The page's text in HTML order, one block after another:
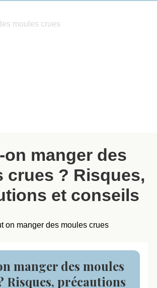
on manger des
crues ? Risques,
et conseils
manger des moules
Risques, précautions